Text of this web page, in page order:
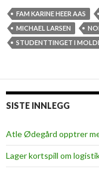
FAM KARINE HEER AAS
MICHAEL LARSEN
STUDENTTINGET I
SISTE INNLEGG
Atle Ødegård opptrer
Lager kortspill om